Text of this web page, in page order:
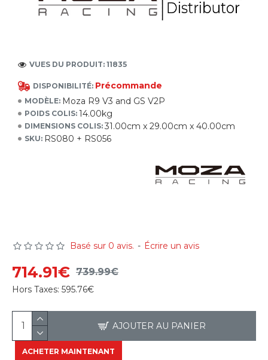
DISPONIBILITÉ: Précommande
MODÈLE: Moza R9 V3 and GS V2P
POIDS COLIS: 14.00kg
DIMENSIONS COLIS: 31.00cm x 29.00cm x 40.00cm
SKU: RS080 + RS056
VUES DU PRODUIT: 11835
Basé sur 0 avis. - Écrire un avis
714.91€ 739.99€
Hors Taxes: 595.76€
AJOUTER AU PANIER
ACHETER MAINTENANT